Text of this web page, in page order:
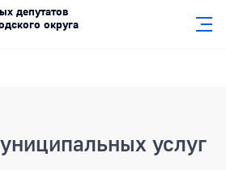
депутатов
округа
услуг